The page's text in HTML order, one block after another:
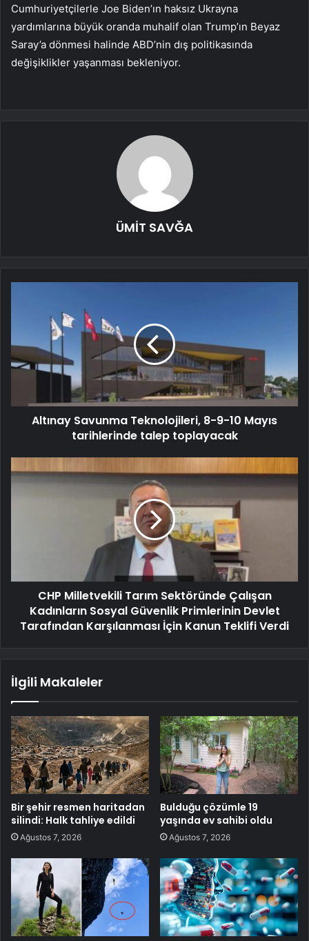
Cumhuriyetçilerle Joe Biden’ın haksız Ukrayna
yardımlarına büyük oranda muhalif olan Trump’ın Beyaz
Saray’a dönmesi halinde ABD’nin dış politikasında
değişiklikler yaşanması bekleniyor.
ÜMİT SAVĞA
Altınay Savunma Teknolojileri, 8-9-10 Mayıs
tarihlerinde talep toplayacak
CHP Milletvekili Tarım Sektöründe Çalışan
Kadınların Sosyal Güvenlik Primlerinin Devlet
Tarafından Karşılanması İçin Kanun Teklifi Verdi
İlgili Makaleler
Bir şehir resmen haritadan
silindi: Halk tahliye edildi
Ağustos 7, 2026
Bulduğu çözümle 19
yaşında ev sahibi oldu
Ağustos 7, 2026